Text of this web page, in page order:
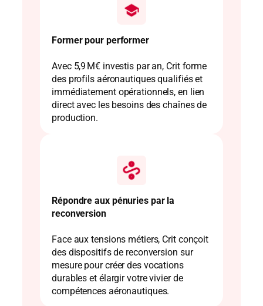
Former pour performer
Avec 5,9 M€ investis par an, Crit forme
des profils aéronautiques qualifiés et
immédiatement opérationnels, en lien
direct avec les besoins des chaînes de
production.
Répondre aux pénuries par la
reconversion
Face aux tensions métiers, Crit conçoit
des dispositifs de reconversion sur
mesure pour créer des vocations
durables et élargir votre vivier de
compétences aéronautiques.